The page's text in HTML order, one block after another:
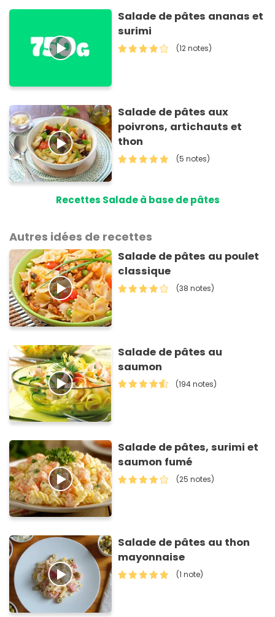
Salade de pâtes ananas et
surimi
(12 notes)
Salade de pâtes aux
poivrons, artichauts et
thon
(5 notes)
Recettes Salade à base de pâtes
Autres idées de recettes
Salade de pâtes au poulet
classique
(38 notes)
Salade de pâtes au
saumon
(194 notes)
Salade de pâtes, surimi et
saumon fumé
(25 notes)
Salade de pâtes au thon
mayonnaise
(1 note)